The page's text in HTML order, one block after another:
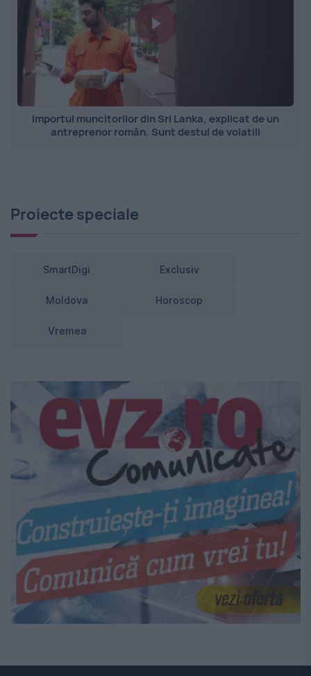
Importul muncitorilor din Sri Lanka, explicat de un
antreprenor român. Sunt destul de volatili
Proiecte speciale
SmartDigi Exclusiv
Moldova Horoscop
Vremea